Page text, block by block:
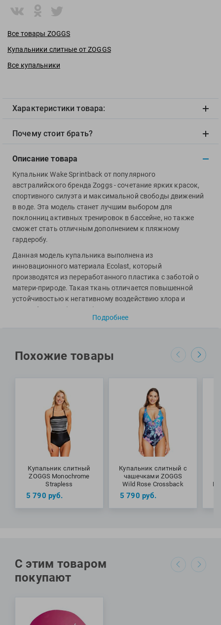
ZOGGS
ZONE3
Издательство "Эксмо"
Издательство «Тулома»
Спортивный Элемент
Фитосила
Все товары ZOGGS
Купальники слитные от ZOGGS
Все купальники
Характеристики товара:
Почему стоит брать?
Описание товара
Купальник Wake Sprintback от популярного
австралийского бренда Zoggs - сочетание ярких красок,
спортивного силуэта и максимальной свободы движений
в воде. Эта модель станет лучшим выбором для
поклонниц активных тренировок в бассейне, но также
сможет стать отличным дополнением к пляжному
гардеробу.
Данная модель купальника выполнена из
инновационного материала Ecolast, который
производятся из переработанного пластика с заботой о
матери-природе. Такая ткань отличается повышенной
устойчивостью к негативному воздействию хлора и
ультрафиолета (UPF50+), за счет чего купальник не
потеряет яркости красок и исходной формы даже спустя
подкладка. Высокий вырез бедра, тонкие лямки и
спортивная спинка обеспечивают максимальную свободу
Специалисты Proswim рекомендуют купальник Wake
Sprintback от бренда Zoggs для активных тренировок в
бассейне и походов на пляж.
МАТЕРИАЛЫ: 82% переработанный полиэстер, 18%
Подробнее
Похожие товары
Купальник слитный
ZOGGS Monochrome
Strapless
5 790 руб.
Купальник слитный с
чашечками ZOGGS
Wild Rose Crossback
5 790 руб.
С этим товаром
покупают